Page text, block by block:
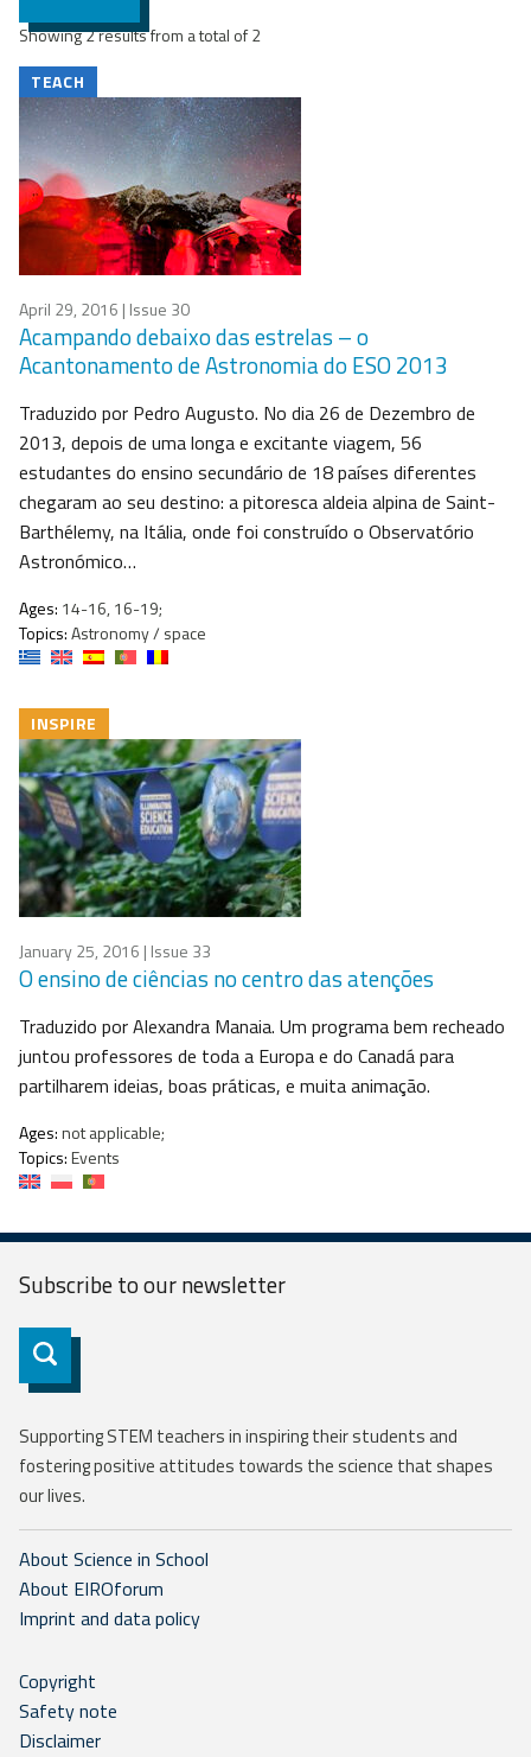
Showing 2 results from a total of 2
TEACH
April 29, 2016 | Issue 30
Acampando debaixo das estrelas – o
Acantonamento de Astronomia do ESO 2013
Traduzido por Pedro Augusto. No dia 26 de Dezembro de
2013, depois de uma longa e excitante viagem, 56
estudantes do ensino secundário de 18 países diferentes
chegaram ao seu destino: a pitoresca aldeia alpina de Saint-
Barthélemy, na Itália, onde foi construído o Observatório
Astronómico…
Ages: 14-16, 16-19;
Topics:Astronomy / space
INSPIRE
January 25, 2016 | Issue 33
O ensino de ciências no centro das atenções
Traduzido por Alexandra Manaia. Um programa bem recheado
juntou professores de toda a Europa e do Canadá para
partilharem ideias, boas práticas, e muita animação.
Ages:not applicable;
Topics:Events
Subscribe to ournewsletter
Subscribe
Supporting STEM teachers in inspiring their students and
fostering positive attitudes towards the science that shapes
our lives.
About Science in School
About EIROforum
Imprint and data policy
Copyright
Safety note
Disclaimer